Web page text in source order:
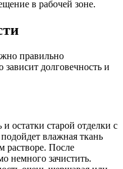
в рабочей зоне.
правильно
зависит долговечность и
остатки старой отделки с
влажная ткань
растворе. После
немного зачистить.